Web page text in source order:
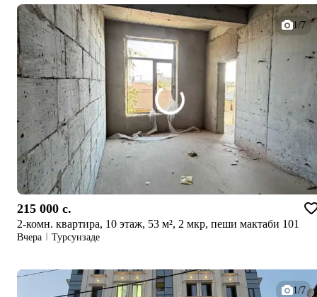
1/7
215 000 c.
2-комн. квартира, 10 этаж, 53 м², 2 мкр, пеши мактаби 101
Вчера Турсунзаде
1/7